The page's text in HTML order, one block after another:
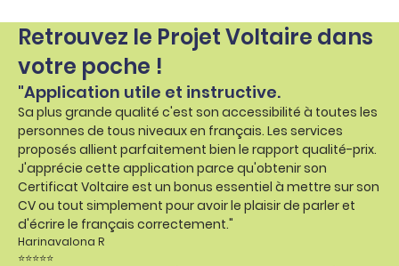
Retrouvez le Projet Voltaire dans
votre poche !
"Application utile et instructive.
Sa plus grande qualité c'est son accessibilité à toutes les
personnes de tous niveaux en français. Les services
proposés allient parfaitement bien le rapport qualité-prix.
J'apprécie cette application parce qu'obtenir son
Certificat Voltaire est un bonus essentiel à mettre sur son
CV ou tout simplement pour avoir le plaisir de parler et
d'écrire le français correctement."
Harinavalona R
⭐⭐⭐⭐⭐